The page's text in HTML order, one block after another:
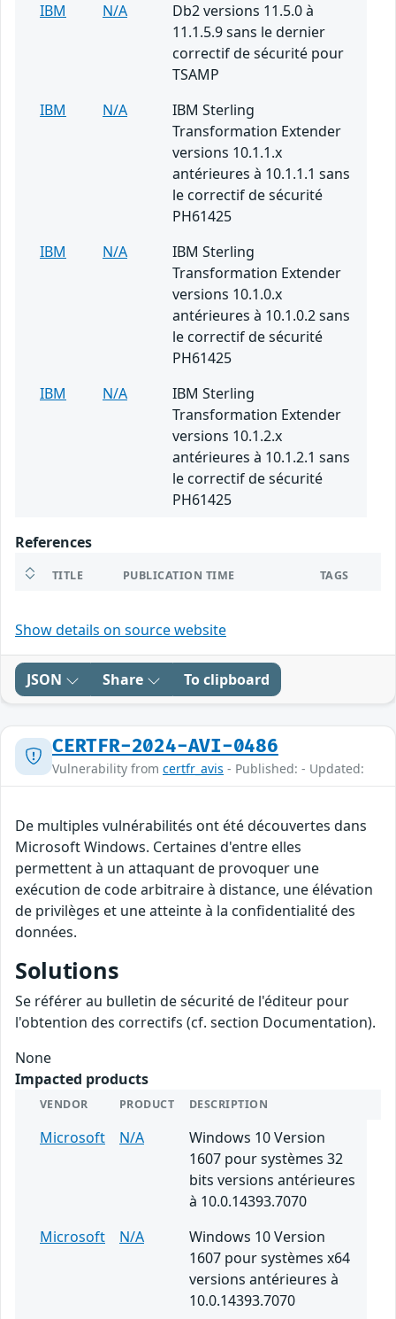
IBM
N/A
Db2 versions 11.5.0 à
11.1.5.9 sans le dernier
correctif de sécurité pour
TSAMP
IBM
N/A
IBM Sterling
Transformation Extender
versions 10.1.1.x
antérieures à 10.1.1.1 sans
le correctif de sécurité
PH61425
IBM
N/A
IBM Sterling
Transformation Extender
versions 10.1.0.x
antérieures à 10.1.0.2 sans
le correctif de sécurité
PH61425
IBM
N/A
IBM Sterling
Transformation Extender
versions 10.1.2.x
antérieures à 10.1.2.1 sans
le correctif de sécurité
PH61425
References
TITLE PUBLICATION TIME TAGS
Show details on source website
JSON Share To clipboard
CERTFR-2024-AVI-0486
Vulnerability from certfr_avis - Published: - Updated:
De multiples vulnérabilités ont été découvertes dans
Microsoft Windows. Certaines d'entre elles
permettent à un attaquant de provoquer une
exécution de code arbitraire à distance, une élévation
de privilèges et une atteinte à la confidentialité des
données.
Solutions
Se référer au bulletin de sécurité de l'éditeur pour
l'obtention des correctifs (cf. section Documentation).
None
Impacted products
VENDOR PRODUCT DESCRIPTION
Microsoft N/A
Windows 10 Version
1607 pour systèmes 32
bits versions antérieures
à 10.0.14393.7070
Microsoft
N/A
Windows 10 Version
1607 pour systèmes x64
versions antérieures à
10.0.14393.7070